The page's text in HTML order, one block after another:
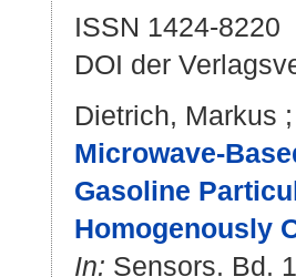
ISSN 1424-8220
DOI der
Dietrich, Markus
Microwave-
Gasoline
Homogenously
In: Sensors. Bd.